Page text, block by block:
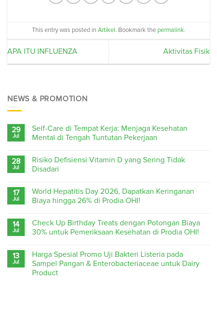
This entry was posted in Artikel. Bookmark the permalink.
APA ITU INFLUENZA Aktivitas Fisik
NEWS & PROMOTION
29
Jul
Self-Care di Tempat Kerja: Menjaga Kesehatan
Mental di Tengah Tuntutan Pekerjaan
28
Jul
Risiko Defisiensi Vitamin D yang Sering Tidak
Disadari
17
Jul
World Hepatitis Day 2026, Dapatkan Keringanan
Biaya hingga 26% di Prodia OHI!
14
Jul
Check Up Birthday Treats dengan Potongan Biaya
30% untuk Pemeriksaan Kesehatan di Prodia OHI!
13
Jul
Harga Spesial Promo Uji Bakteri Listeria pada
Sampel Pangan & Enterobacteriaceae untuk Dairy
Product